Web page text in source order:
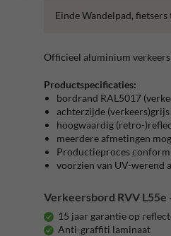
Einde Wandelpad, fietsers
Officieel aluminium
Productspecificaties:
bordrand RAL5017
achterzijde
hoogwaardig (retro-
meerdere afmetingen
Productieproces
voorzien van UV-werend
Verkeersbord RVV L55e
15 jaar garantie op
Anti-graffiti laminaat